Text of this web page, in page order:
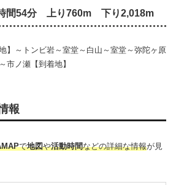
54分 上り760m 下り2,018m
】～トンビ岩～室堂～白山～室堂～弥陀ヶ原
市ノ瀬【到着地】
報
で地図や活動時間などの詳細な情報が見